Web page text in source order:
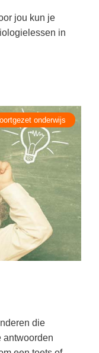
jou kun je
in
onderwijs
die
antwoorden